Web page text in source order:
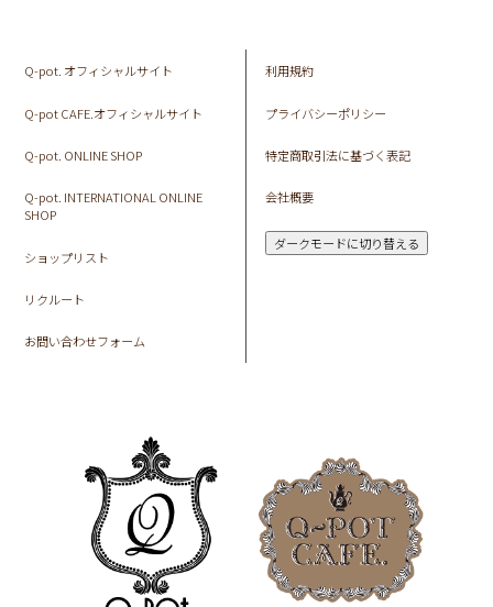
Q-pot. オフィシャルサイト
Q-pot CAFE.オフィシャルサイト
Q-pot. ONLINE SHOP
Q-pot. INTERNATIONAL ONLINE
SHOP
ショップリスト
リクルート
お問い合わせフォーム
利用規約
プライバシーポリシー
特定商取引法に基づく表記
会社概要
ダークモードに切り替える